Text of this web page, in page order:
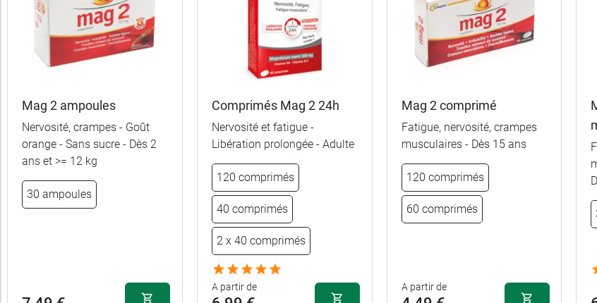
Par défaut
Catégories
Sous-
Mag 2 ampoules
Nervosité, crampes - Goût
orange - Sans sucre - Dès 2
ans et >= 12 kg
30 ampoules
Comprimés Mag 2 24h
Nervosité et fatigue -
Libération prolongée - Adulte
120 comprimés
40 comprimés
2 x 40 comprimés
A partir de
Mag 2 comprimé
Fatigue, nervosité, crampes
musculaires - Dès 15 ans
120 comprimés
60 comprimés
A partir de